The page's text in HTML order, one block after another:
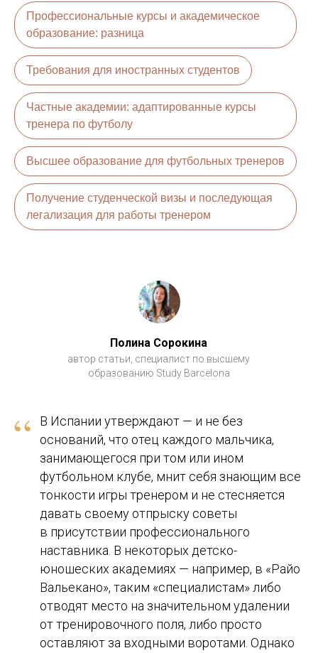
Профессиональные курсы и академическое
образование: разница
Требования для иностранных студентов
Частные академии: адаптированные курсы
тренера по футболу
Высшее образование для футбольных тренеров
Получение студенческой визы и последующая
легализация для работы тренером
Полина Сорокина
автор статьи, специалист по высшему
образованию Study Barcelona
“
В Испании утверждают — и не без
оснований, что отец каждого мальчика,
занимающегося при том или ином
футбольном клубе, мнит себя знающим все
тонкости игры тренером и не стесняется
давать своему отпрыску советы
в присутствии профессионального
наставника. В некоторых детско-
юношеских академиях — например, в «Райо
Вальекано», таким «специалистам» либо
отводят место на значительном удалении
от тренировочного поля, либо просто
оставляют за входными воротами. Однако